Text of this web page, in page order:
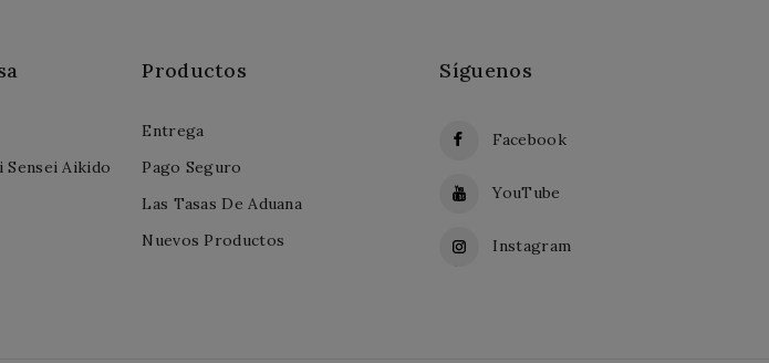
Síguenos
Facebook
YouTube
Instagram
Productos
Entrega
Pago Seguro
Las Tasas De Aduana
Nuevos Productos
Sensei Aikido